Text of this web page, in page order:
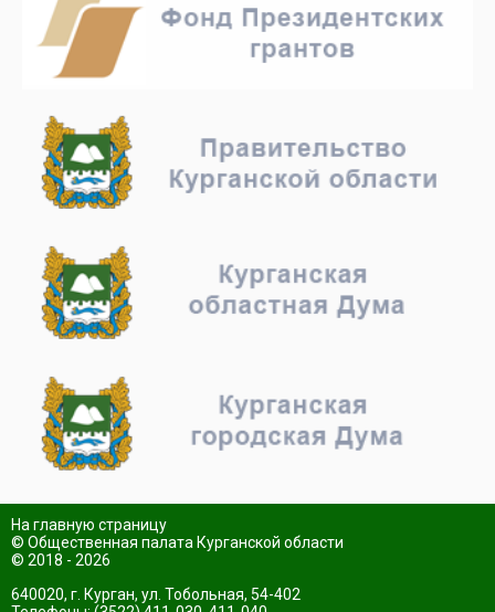
На главную страницу
© Общественная палата Курганской области
© 2018 - 2026
640020, г. Курган, ул. Тобольная, 54-402